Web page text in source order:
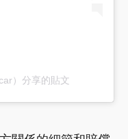
）分享的貼文